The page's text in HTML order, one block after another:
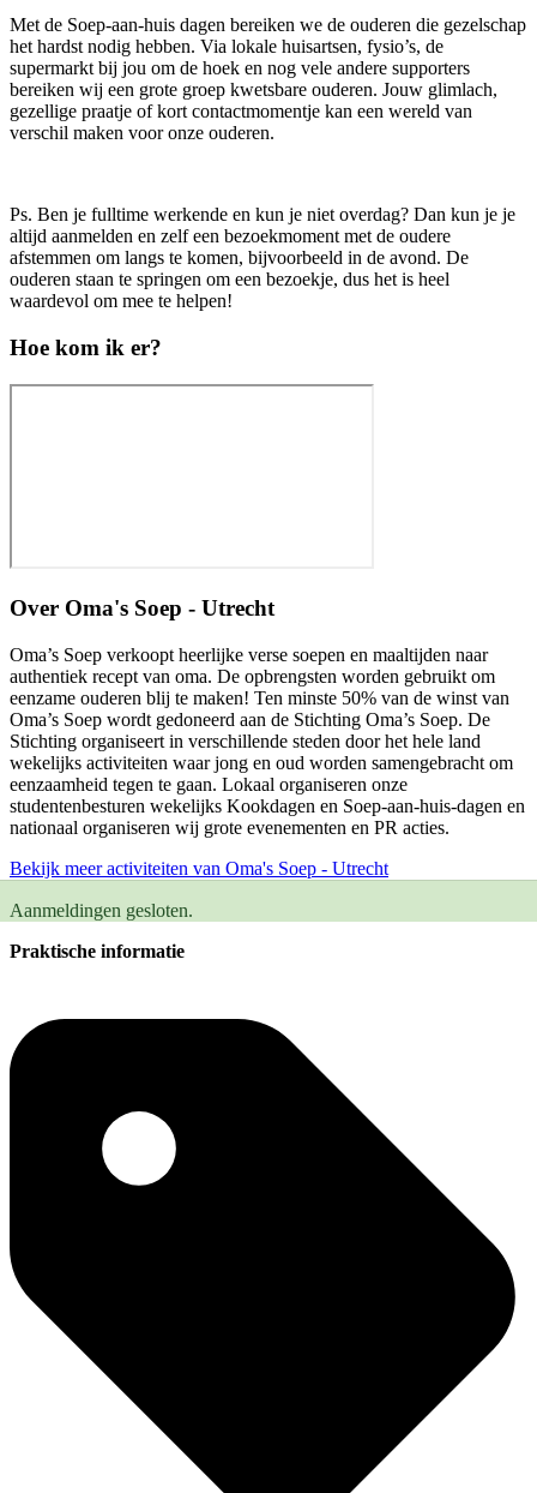
Met de Soep-aan-huis dagen bereiken we de ouderen die gezelschap
het hardst nodig hebben. Via lokale huisartsen, fysio’s, de
supermarkt bij jou om de hoek en nog vele andere supporters
bereiken wij een grote groep kwetsbare ouderen. Jouw glimlach,
gezellige praatje of kort contactmomentje kan een wereld van
verschil maken voor onze ouderen.
Ps. Ben je fulltime werkende en kun je niet overdag? Dan kun je je
altijd aanmelden en zelf een bezoekmoment met de oudere
afstemmen om langs te komen, bijvoorbeeld in de avond. De
ouderen staan te springen om een bezoekje, dus het is heel
waardevol om mee te helpen!
Hoe kom ik er?
Over Oma's Soep - Utrecht
Oma’s Soep verkoopt heerlijke verse soepen en maaltijden naar
authentiek recept van oma. De opbrengsten worden gebruikt om
eenzame ouderen blij te maken! Ten minste 50% van de winst van
Oma’s Soep wordt gedoneerd aan de Stichting Oma’s Soep. De
Stichting organiseert in verschillende steden door het hele land
wekelijks activiteiten waar jong en oud worden samengebracht om
eenzaamheid tegen te gaan. Lokaal organiseren onze
studentenbesturen wekelijks Kookdagen en Soep-aan-huis-dagen en
nationaal organiseren wij grote evenementen en PR acties.
Bekijk meer activiteiten van Oma's Soep - Utrecht
Aanmeldingen gesloten.
Praktische informatie